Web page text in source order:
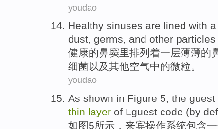
youdao
Healthy sinuses are lined with a
dust, germs, and other particles
健康的鼻窦里排列 着一层薄薄的
细菌以及其他空气中的微粒。
youdao
As shown in Figure 5, the guest
thin layer of Lguest code (by
如图5所示， 来宾操作系统包含